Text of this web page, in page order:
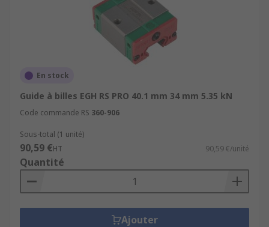
En stock
Guide à billes EGH RS PRO 40.1 mm 34 mm 5.35 kN
Code commande RS 360-906
Sous-total (1 unité)
90,59 €HT 90,59 €/unité
Quantité
Ajouter